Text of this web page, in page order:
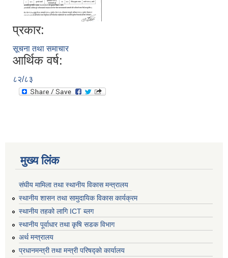
प्रकार:
सूचना तथा समाचार
आर्थिक वर्ष:
८२/८३
मुख्य लिंक
संघीय मामिला तथा स्थानीय विकास मन्त्रालय
स्थानीय शासन तथा सामुदायिक विकास कार्यक्रम
स्थानीय तहको लागि ICT ब्लग
स्थानीय पूर्वाधार तथा कृषि सडक विभाग
अर्थ मन्त्रालय
प्रधानमन्त्री तथा मन्त्री परिषद्काे कार्यालय